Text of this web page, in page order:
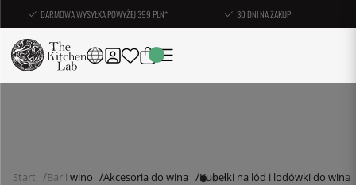
DARMOWA WYSYŁKA POWYŻEJ 399 PLN* 30 DNI NA ZAKUP
Start Bar i wino Akcesoria do wina Kubełki na lód i lodówki do wina